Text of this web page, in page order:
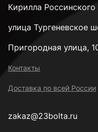
М10
Кирилла Россинского
улица Тургеневское
Пригородная улица,
Контакты
Доставка по всей России
zakaz@23bolta.ru